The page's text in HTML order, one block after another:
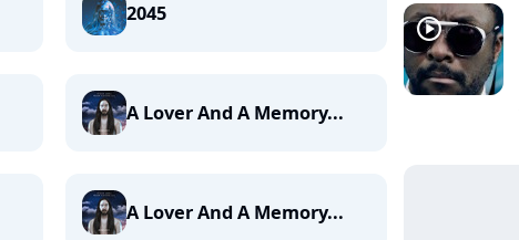
2045
A Lover And A Memory...
A Lover And A Memory...
player2